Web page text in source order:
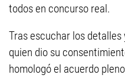
todos en concurso real.
Tras escuchar los
quien dio su
homologó el acuerdo